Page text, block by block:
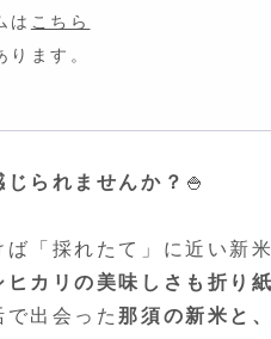
は こちら
ます。
られませんか？ 🍚
「採れたて」に近い新
カリの美味しさも折り
で出会った那須の新米と